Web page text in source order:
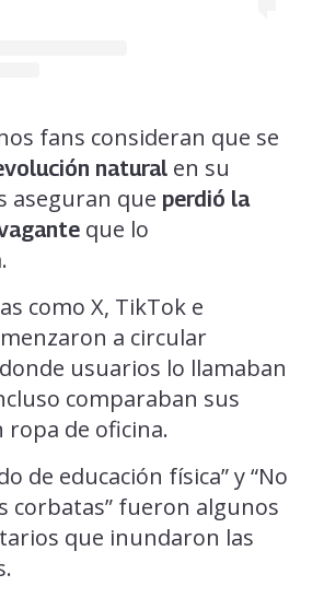
fans consideran que se
natural en su
aseguran que perdió la
que lo
como X, TikTok e
a circular
usuarios lo llamaban
comparaban sus
ropa de oficina.
de educación física” y “No
corbatas” fueron algunos
que inundaron las